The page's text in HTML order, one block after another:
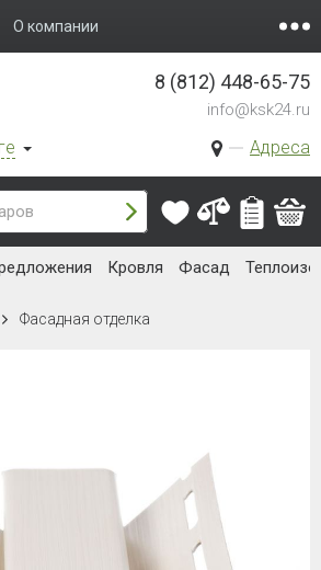
О компании
Адреса
8 (812) 448-65-75
info@ksk24.ru
Кровля Фасад
Фасадная отделка